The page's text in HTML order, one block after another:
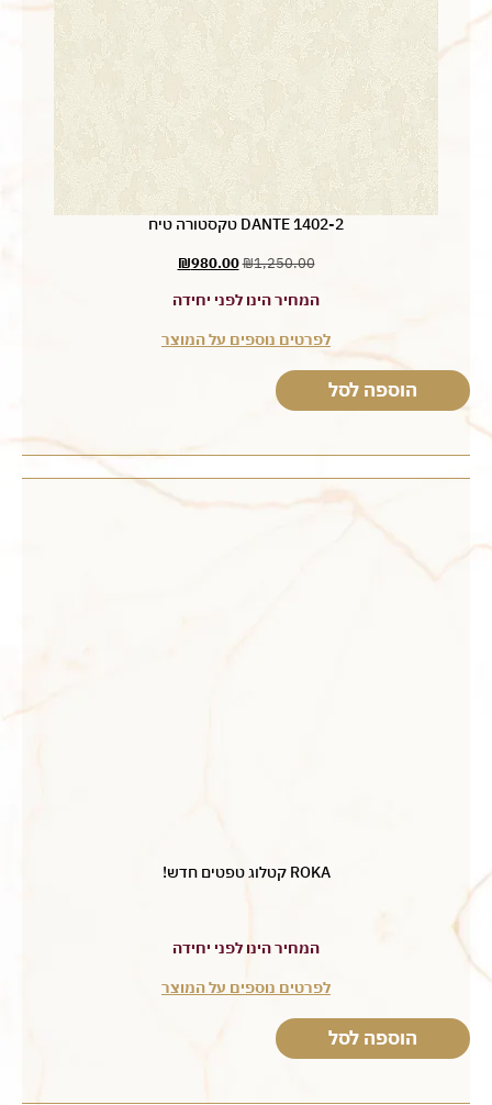
DANTE 1402-2 טקסטורה טיח
₪1,250.00
₪980.00
המחיר הינו לפני יחידה
לפרטים נוספים על המוצר
הוספה לסל
ROKA קטלוג טפטים חדש!
המחיר הינו לפני יחידה
לפרטים נוספים על המוצר
הוספה לסל